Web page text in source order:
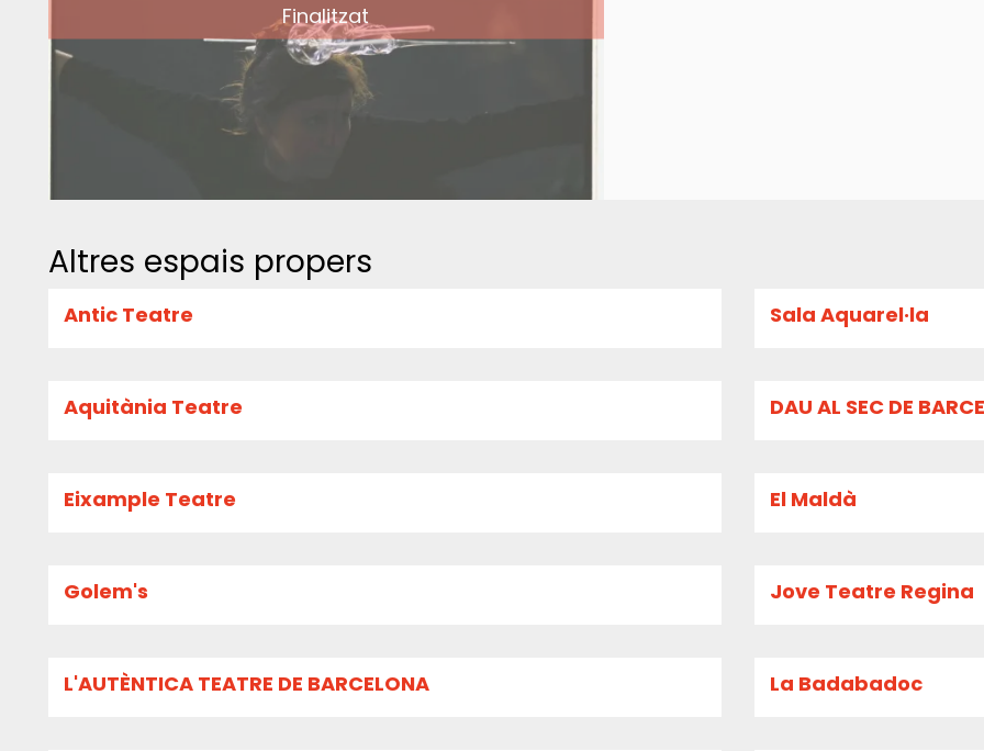
Finalitzat
Altres espais propers
Antic Teatre Sala Aquarel·la
Aquitània Teatre DAU AL SEC DE
Eixample Teatre El Maldà
Golem's Jove Teatre Regina
L'AUTÈNTICA TEATRE DE BARCELONA La Badabadoc